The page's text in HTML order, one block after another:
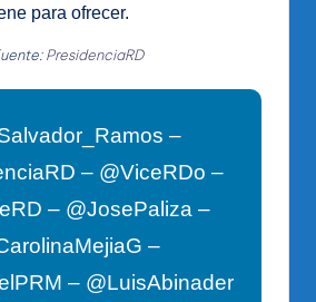
para ofrecer.
PresidenciaRD
–
– @ViceRDo –
– @JosePaliza –
–
– @LuisAbinader